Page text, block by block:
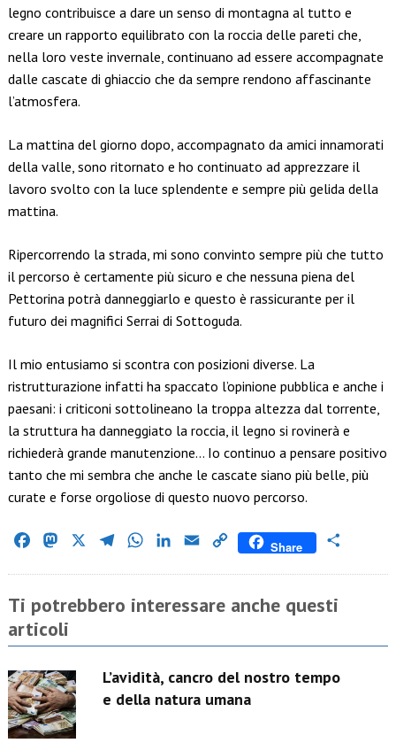
legno contribuisce a dare un senso di montagna al tutto e
creare un rapporto equilibrato con la roccia delle pareti che,
nella loro veste invernale, continuano ad essere accompagnate
dalle cascate di ghiaccio che da sempre rendono affascinante
l’atmosfera.
La mattina del giorno dopo, accompagnato da amici innamorati
della valle, sono ritornato e ho continuato ad apprezzare il
lavoro svolto con la luce splendente e sempre più gelida della
mattina.
Ripercorrendo la strada, mi sono convinto sempre più che tutto
il percorso è certamente più sicuro e che nessuna piena del
Pettorina potrà danneggiarlo e questo è rassicurante per il
futuro dei magnifici Serrai di Sottoguda.
Il mio entusiamo si scontra con posizioni diverse. La
ristrutturazione infatti ha spaccato l’opinione pubblica e anche i
paesani: i criticoni sottolineano la troppa altezza dal torrente,
la struttura ha danneggiato la roccia, il legno si rovinerà e
richiederà grande manutenzione… Io continuo a pensare positivo
tanto che mi sembra che anche le cascate siano più belle, più
curate e forse orgoliose di questo nuovo percorso.
FacebookMastodon TelegramWhatsAppLinkedIn
Email Copy
Share
Ti potrebbero interessare anche questi
articoli
L’avidità, cancro del nostro tempo
e della natura umana